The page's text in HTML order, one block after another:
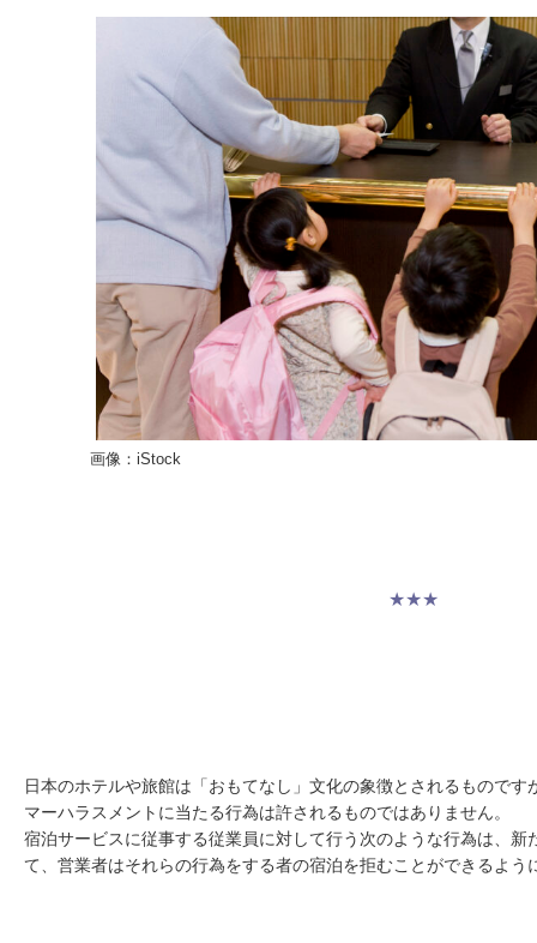
画像：iStock
★★★
日本のホテルや旅館は「おもてなし」文化の象徴とされるもので
マーハラスメントに当たる行為は許されるものではありません。
宿泊サービスに従事する従業員に対して行う 次のような行為は、新
て、営業者はそれらの行為をする者の宿泊を拒むことができる よう